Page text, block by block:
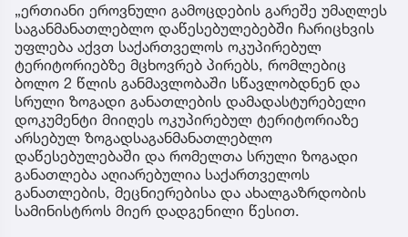
„ერთიანი ეროვნული გამოცდების გარეშე უმაღლეს
საგანმანათლებლო დაწესებულებებში ჩარიცხვის
უფლება აქვთ საქართველოს ოკუპირებულ
ტერიტორიებზე მცხოვრებ პირებს, რომლებიც
ბოლო 2 წლის განმავლობაში სწავლობდნენ და
სრული ზოგადი განათლების დამადასტურებელი
დოკუმენტი მიიღეს ოკუპირებულ ტერიტორიაზე
არსებულ ზოგადსაგანმანათლებლო
დაწესებულებაში და რომელთა სრული ზოგადი
განათლება აღიარებულია საქართველოს
განათლების, მეცნიერებისა და ახალგაზრდობის
სამინისტროს მიერ დადგენილი წესით.